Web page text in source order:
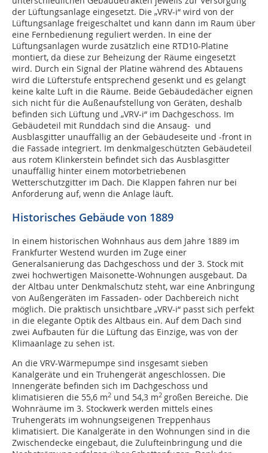
der Lüftungsanlage eingesetzt. Die „VRV-i“ wird von der
Lüftungsanlage freigeschaltet und kann dann im Raum über
eine Fernbedienung reguliert werden. In eine der
Lüftungsanlagen wurde zusätzlich eine RTD10-Platine
montiert, da diese zur Beheizung der Räume eingesetzt
wird. Durch ein Signal der Platine während des Abtauens
wird die Lüfterstufe entsprechend gesenkt und es gelangt
keine kalte Luft in die Räume. Beide Gebäudedächer eignen
sich nicht für die Außenaufstellung von Geräten, deshalb
befinden sich Lüftung und „VRV-i“ im Dachgeschoss. Im
Gebäudeteil mit Runddach sind die Ansaug- und
Ausblasgitter unauffällig an der Gebäudeseite und -front in
die Fassade integriert. Im denkmalgeschützten Gebäudeteil
aus rotem Klinkerstein befindet sich das Ausblasgitter
unauffällig hinter einem motorbetriebenen
Wetterschutzgitter im Dach. Die Klappen fahren nur bei
Anforderung auf, wenn die Anlage läuft.
Historisches Gebäude von 1889
In einem historischen Wohnhaus aus dem Jahre 1889 im
Frankfurter Westend wurden im Zuge einer
Generalsanierung das Dachgeschoss und der 3. Stock mit
zwei hochwertigen Maisonette-Wohnungen ausgebaut. Da
der Altbau unter Denkmalschutz steht, war eine Anbringung
von Außengeräten im Fassaden- oder Dachbereich nicht
möglich. Die praktisch unsichtbare „VRV-i“ passt sich perfekt
in die elegante Optik des Altbaus ein. Auf dem Dach sind
zwei Aufbauten für die Lüftung das Einzige, was von der
Klimaanlage zu sehen ist.
An die VRV-Wärmepumpe sind insgesamt sieben
Kanalgeräte und ein Truhengerät angeschlossen. Die
Innengeräte befinden sich im Dachgeschoss und
klimatisieren die 55,6 m2 und 54,3 m2 großen Bereiche. Die
Wohnräume im 3. Stockwerk werden mittels eines
Truhengeräts im wohnungseigenen Treppenhaus
klimatisiert. Die Kanalgeräte in den Wohnungen sind in die
Zwischendecke eingebaut, die Zulufteinbringung und die